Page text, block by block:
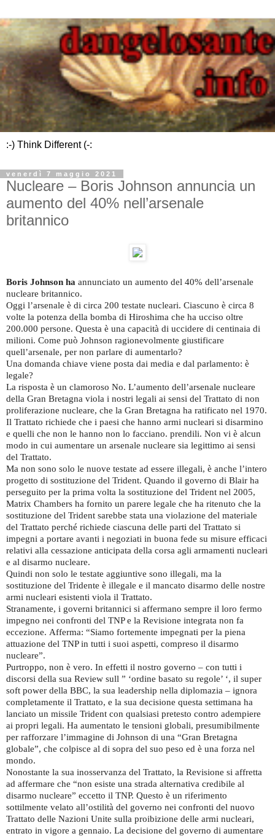
:-) Think Different (-:
venerdì 7 maggio 2021
Nucleare – Boris Johnson annuncia un
aumento del 40% nell’arsenale
britannico
Boris Johnson ha annunciato un aumento del 40% dell’arsenale
nucleare britannico.
Oggi l’arsenale è di circa 200 testate nucleari. Ciascuno è circa 8
volte la potenza della bomba di Hiroshima che ha ucciso oltre
200.000 persone. Questa è una capacità di uccidere di centinaia di
milioni. Come può Johnson ragionevolmente giustificare
quell’arsenale, per non parlare di aumentarlo?
Una domanda chiave viene posta dai media e dal parlamento: è
legale?
La risposta è un clamoroso No. L’aumento dell’arsenale nucleare
della Gran Bretagna viola i nostri legali ai sensi del Trattato di non
proliferazione nucleare, che la Gran Bretagna ha ratificato nel 1970.
Il Trattato richiede che i paesi che hanno armi nucleari si disarmino
e quelli che non le hanno non lo facciano. prendili. Non vi è alcun
modo in cui aumentare un arsenale nucleare sia legittimo ai sensi
del Trattato.
Ma non sono solo le nuove testate ad essere illegali, è anche l’intero
progetto di sostituzione del Trident. Quando il governo di Blair ha
perseguito per la prima volta la sostituzione del Trident nel 2005,
Matrix Chambers ha fornito un parere legale che ha ritenuto che la
sostituzione del Trident sarebbe stata una violazione del materiale
del Trattato perché richiede ciascuna delle parti del Trattato si
impegni a portare avanti i negoziati in buona fede su misure efficaci
relativi alla cessazione anticipata della corsa agli armamenti nucleari
e al disarmo nucleare.
Quindi non solo le testate aggiuntive sono illegali, ma la
sostituzione del Tridente è illegale e il mancato disarmo delle nostre
armi nucleari esistenti viola il Trattato.
Stranamente, i governi britannici si affermano sempre il loro fermo
impegno nei confronti del TNP e la Revisione integrata non fa
eccezione. Afferma: “Siamo fortemente impegnati per la piena
attuazione del TNP in tutti i suoi aspetti, compreso il disarmo
nucleare”.
Purtroppo, non è vero. In effetti il ​​nostro governo – con tutti i
discorsi della sua Review sull ” ‘ordine basato su regole’ ‘, il super
soft power della BBC, la sua leadership nella diplomazia – ignora
completamente il Trattato, e la sua decisione questa settimana ha
lanciato un missile Trident con qualsiasi pretesto contro adempiere
ai propri legali. Ha aumentato le tensioni globali, presumibilmente
per rafforzare l’immagine di Johnson di una “Gran Bretagna
globale”, che colpisce al di sopra del suo peso ed è una forza nel
mondo.
Nonostante la sua inosservanza del Trattato, la Revisione si affretta
ad affermare che “non esiste una strada alternativa credibile al
disarmo nucleare” eccetto il TNP. Questo è un riferimento
sottilmente velato all’ostilità del governo nei confronti del nuovo
Trattato delle Nazioni Unite sulla proibizione delle armi nucleari,
entrato in vigore a gennaio. La decisione del governo di aumentare